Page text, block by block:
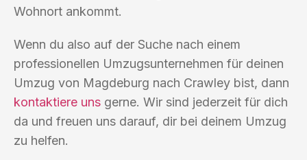
Wohnort ankommt.
Wenn du also auf der Suche nach einem
professionellen Umzugsunternehmen für deinen
Umzug von Magdeburg nach Crawley bist, dann
kontaktiere uns gerne. Wir sind jederzeit für dich
da und freuen uns darauf, dir bei deinem Umzug
zu helfen.